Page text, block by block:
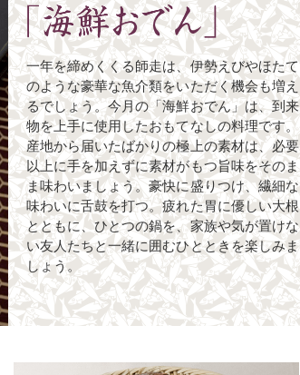
一年を締めくくる師走は、伊勢えびやほたて
のような豪華な魚介類をいただく機会も増え
るでしょう。今月の「海鮮おでん」は、到来
物を上手に使用したおもてなしの料理です。
産地から届いたばかりの極上の素材は、必要
以上に手を加えずに素材がもつ旨味をそのま
ま味わいましょう。豪快に盛りつけ、繊細な
味わいに舌鼓を打つ。疲れた胃に優しい大根
とともに、ひとつの鍋を、家族や気が置けな
い友人たちと一緒に囲むひとときを楽しみま
しょう。